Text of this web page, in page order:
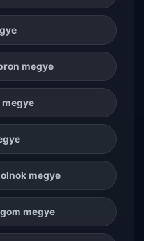
megye
megye
megye